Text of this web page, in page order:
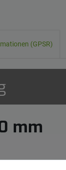
(GPSR)
mm